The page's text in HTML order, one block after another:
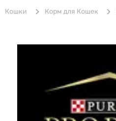
Кошки Корм для Кошек